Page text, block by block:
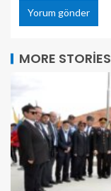
MORE STORIES